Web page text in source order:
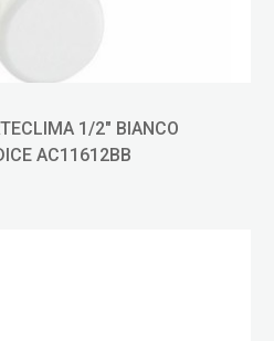
1/2" BIANCO
AC11612BB